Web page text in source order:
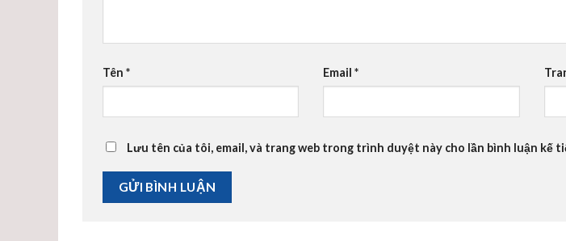
Tên * Email*
Lưu tên của tôi, email, và trang web trong trình duyệt này cho lần bình luận kế